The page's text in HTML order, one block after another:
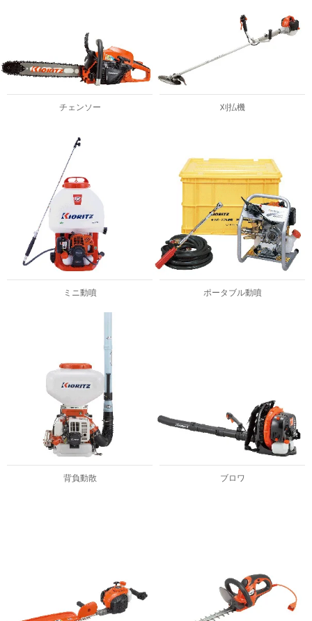
チェンソー 刈払機
ミニ動噴 ポータブル動噴
背負動散 ブロワ